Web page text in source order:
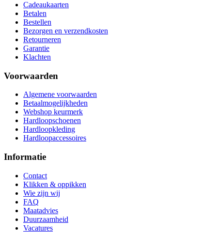
Cadeaukaarten
Betalen
Bestellen
Bezorgen en verzendkosten
Retourneren
Garantie
Klachten
Voorwaarden
Algemene voorwaarden
Betaalmogelijkheden
Webshop keurmerk
Hardloopschoenen
Hardloopkleding
Hardloopaccessoires
Informatie
Contact
Klikken & oppikken
Wie zijn wij
FAQ
Maatadvies
Duurzaamheid
Vacatures